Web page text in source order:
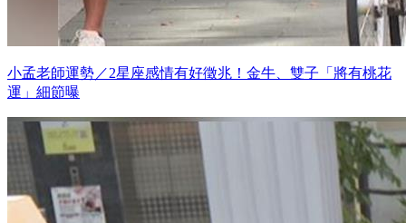
小孟老師運勢／2星座感情有好徵兆！金牛、雙子「將有桃花
運」細節曝